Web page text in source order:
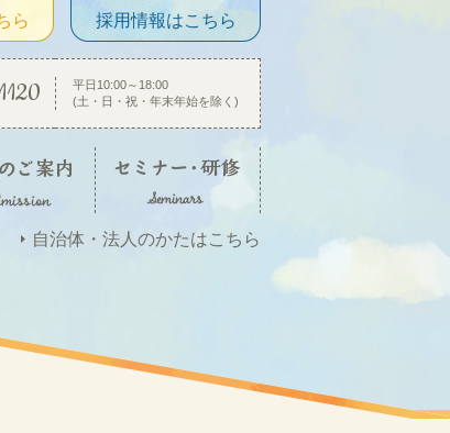
ら 採用情報はこちら
平日10:00～18:00
(土・日・祝・年末年始を除く)
自治体・法人のかたはこちら